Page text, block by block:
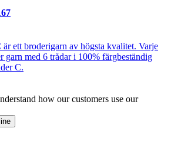
ett broderigarn av högsta kvalitet. Varje
garn med 6 trådar i 100% färgbeständig
C.
how our customers use our